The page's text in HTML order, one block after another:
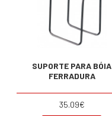
SUPORTE PARA BÓIA
FERRADURA
35.09€